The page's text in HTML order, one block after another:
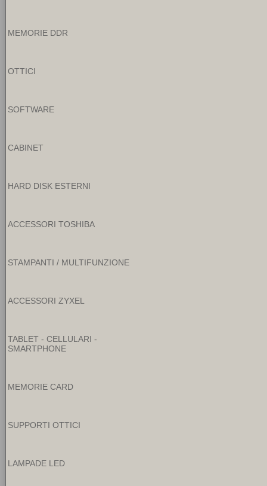
MEMORIE DDR
OTTICI
SOFTWARE
CABINET
HARD DISK ESTERNI
ACCESSORI TOSHIBA
STAMPANTI / MULTIFUNZIONE
ACCESSORI ZYXEL
TABLET - CELLULARI -
SMARTPHONE
MEMORIE CARD
SUPPORTI OTTICI
LAMPADE LED